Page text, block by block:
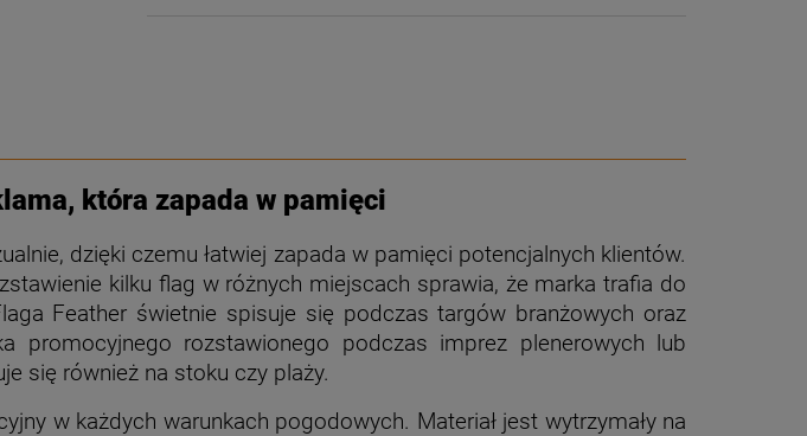
która zapada w pamięci
dzięki czemu łatwiej zapada w pamięci potencjalnych klientów.
kilku flag w różnych miejscach sprawia, że marka trafia do
Feather świetnie spisuje się podczas targów branżowych oraz
promocyjnego rozstawionego podczas imprez plenerowych lub
się również na stoku czy plaży.
w każdych warunkach pogodowych. Materiał jest wytrzymały na